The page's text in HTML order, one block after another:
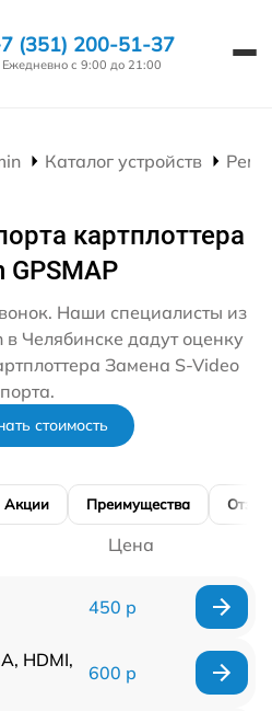
(351) 200-51-37
Ежедневно с 9:00 до 21:00
Каталог устройств
картплоттера
GPSMAP
Наши специалисты из
Челябинске дадут оценку
Замена S-Video
порта.
стоимость
Акции Преимущества
Цена
450 р
HDMI,
600 р